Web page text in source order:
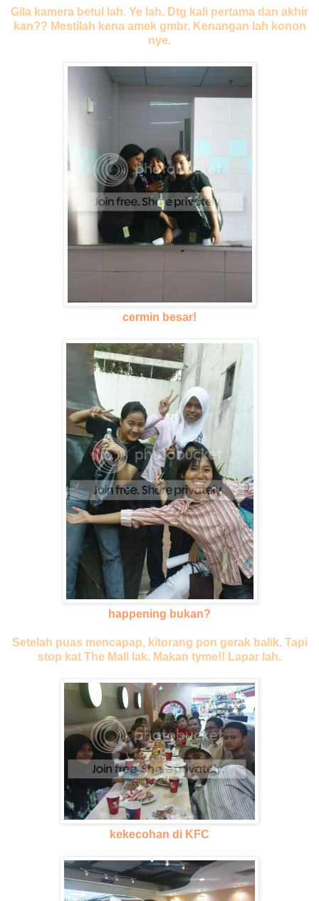
Gila kamera betul lah. Ye lah. Dtg kali pertama dan akhir
kan?? Mestilah kena amek gmbr. Kenangan lah konon
nye.
cermin besar!
happening bukan?
Setelah puas mencapap, kitorang pon gerak balik. Tapi
stop kat The Mall lak. Makan tyme!! Lapar lah.
kekecohan di KFC